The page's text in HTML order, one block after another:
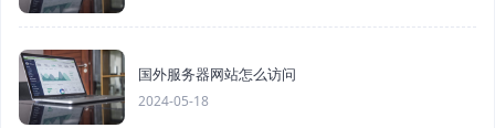
国外服务器网站怎么访问
2024-05-18